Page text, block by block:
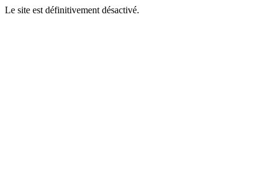
Le site est définitivement désactivé.